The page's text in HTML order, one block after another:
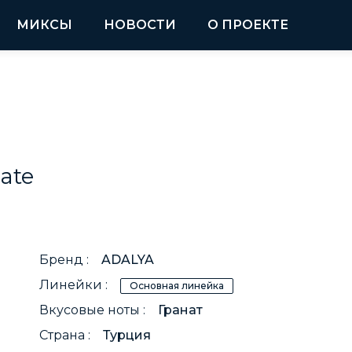
МИКСЫ НОВОСТИ О ПРОЕКТЕ
Бренд :
ADALYA
Линейки :
Основная линейка
Вкусовые ноты :
Гранат
Страна :
Турция